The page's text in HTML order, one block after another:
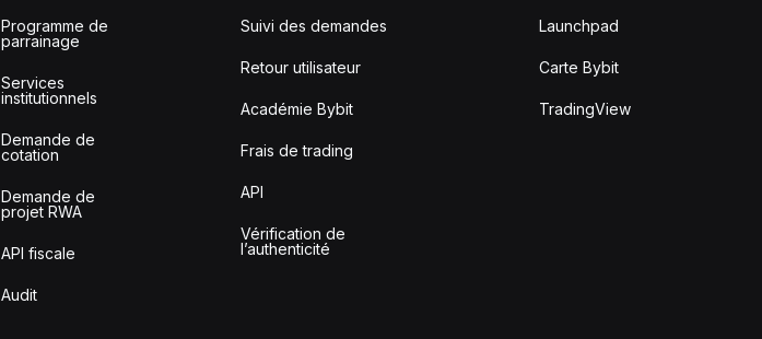
Programme de
parrainage
Services
institutionnels
Demande de
cotation
Demande de
projet RWA
API fiscale
Audit
Suivi des demandes
Retour utilisateur
Académie Bybit
Frais de trading
API
Vérification de
l’authenticité
Launchpad
Carte Bybit
TradingView